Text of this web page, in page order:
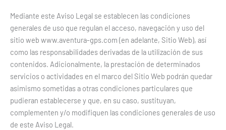
Mediante este Aviso Legal se establecen las condiciones
generales de uso que regulan el acceso, navegación y uso del
sitio web www.aventura-gps.com (en adelante, Sitio Web), así
como las responsabilidades derivadas de la utilización de sus
contenidos. Adicionalmente, la prestación de determinados
servicios o actividades en el marco del Sitio Web podrán quedar
asimismo sometidas a otras condiciones particulares que
pudieran establecerse y que, en su caso, sustituyan,
complementen y/o modifiquen las condiciones generales de uso
de este Aviso Legal.